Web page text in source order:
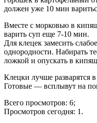
должен уже 10 мин
Вместе с морковью в
варить суп еще 7-10 мин.
Для клецек замесить
однородности. Набирать
ложкой и опускать в
Клецки лучше разварятся
Готовые — всплывут на
Всего просмотров: 6;
Просмотров сегодня: 1.